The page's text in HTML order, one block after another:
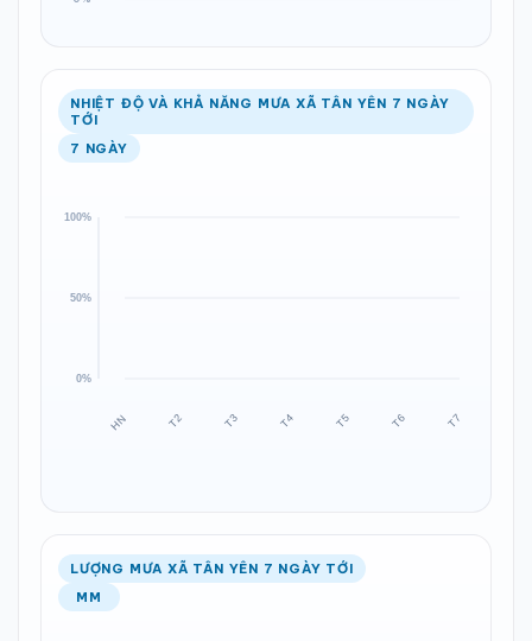
NHIỆT ĐỘ VÀ KHẢ NĂNG MƯA XÃ TÂN YÊN 7 NGÀY
TỚI
7 NGÀY
LƯỢNG MƯA XÃ TÂN YÊN 7 NGÀY TỚI
MM